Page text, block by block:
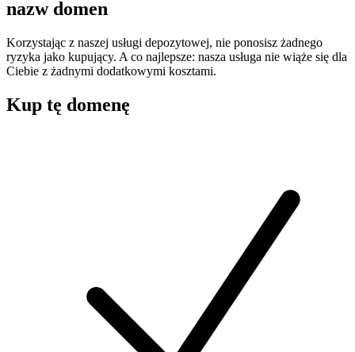
nazw domen
Korzystając z naszej usługi depozytowej, nie ponosisz żadnego
ryzyka jako kupujący. A co najlepsze: nasza usługa nie wiąże się dla
Ciebie z żadnymi dodatkowymi kosztami.
Kup tę domenę